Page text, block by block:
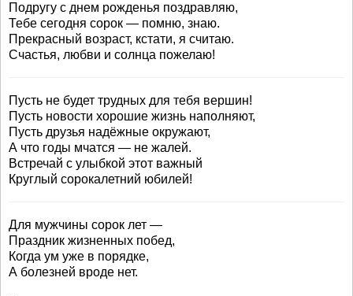
Подругу с днем рожденья поздравляю,
Тебе сегодня сорок — помню, знаю.
Прекрасный возраст, кстати, я считаю.
Счастья, любви и солнца пожелаю!
Пусть не будет трудных для тебя вершин!
Пусть новости хорошие жизнь наполняют,
Пусть друзья надёжные окружают,
А что годы мчатся — не жалей.
Встречай с улыбкой этот важный
Круглый сорокалетний юбилей!
Для мужчины сорок лет —
Праздник жизненных побед,
Когда ум уже в порядке,
А болезней вроде нет.